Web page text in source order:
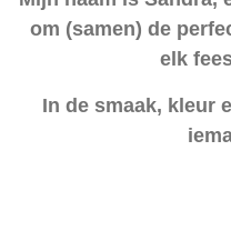
om (samen) de
elk
In de smaak, kleur